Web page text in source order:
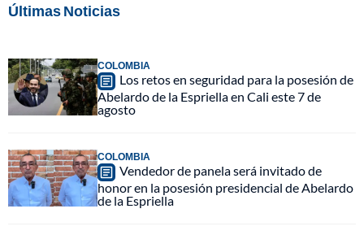
Últimas Noticias
COLOMBIA
Los retos en seguridad para la posesión de
Abelardo de la Espriella en Cali este 7 de
agosto
COLOMBIA
Vendedor de panela será invitado de
honor en la posesión presidencial de Abelardo
de la Espriella